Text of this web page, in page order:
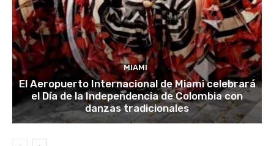
MIAMI
El Aeropuerto Internacional de Miami celebrará
el Día de la Independencia de Colombia con
danzas tradicionales